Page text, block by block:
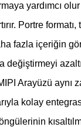
yardımcı
Portre formatı,
fazla içeriğin
değiştirmeyi
Arayüzü aynı
kolay